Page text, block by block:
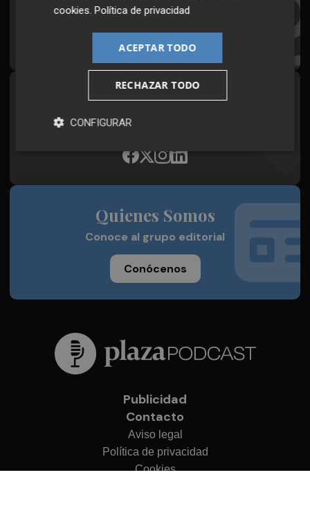
Todos los días a primera hora en tu email
Síguenos en redes
Plaza Podcast, desde cualquier medio
Quienes Somos
Conoce al grupo editorial
Conócenos
Publicidad
Contacto
Aviso legal
Política de privacidad
Cookies
cookies.Política de privacidad
ACEPTAR TODO
RECHAZAR TODO
CONFIGURAR